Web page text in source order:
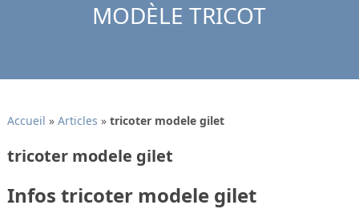
MODÈLE TRICOT
Accueil » Articles » tricoter modele gilet
tricoter modele gilet
Infos tricoter modele gilet